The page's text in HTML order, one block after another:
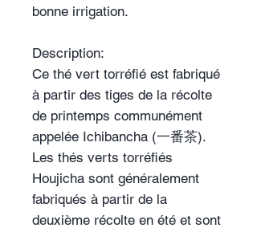
bonne irrigation.
Description:
Ce thé vert torréfié est fabriqué
à partir des tiges de la récolte
de printemps communément
appelée Ichibancha (一番茶).
Les thés verts torréfiés
Houjicha sont généralement
fabriqués à partir de la
deuxième récolte en été et sont